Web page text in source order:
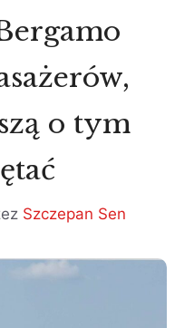
o tym
Szczepan Sen